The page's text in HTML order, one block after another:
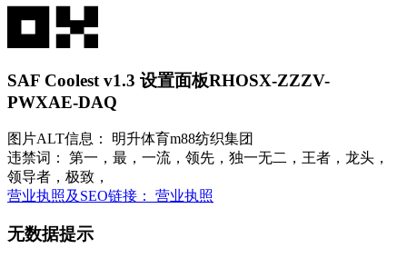
SAF Coolest v1.3 设置面板RHOSX-ZZZV-
PWXAE-DAQ
图片ALT信息： 明升体育m88纺织集团
违禁词： 第一，最，一流，领先，独一无二，王者，龙头，
领导者，极致，
营业执照及SEO链接： 营业执照
无数据提示